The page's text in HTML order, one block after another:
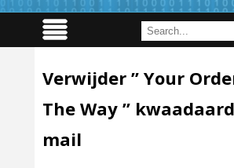
Verwijder ” Your
The Way ”
mail